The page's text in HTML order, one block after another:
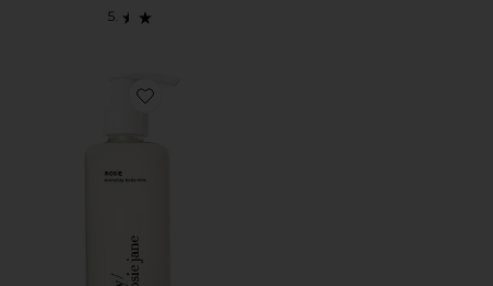
Favorite ROSIE EVERYDAY BODY MILK 바디밀크